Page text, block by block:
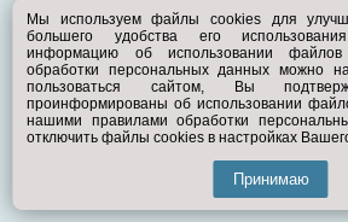
© Exist.ru
Мы используем файлы cookies для
большего удобства его
информацию об использовании
обработки персональных данных можно
пользоваться сайтом, Вы
проинформированы об использовании
нашими правилами обработки
отключить файлы cookies в настройках
Принимаю